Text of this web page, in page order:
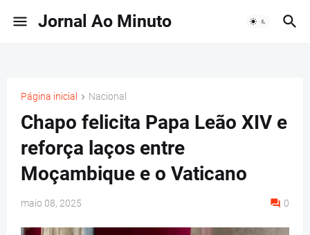
Jornal Ao Minuto
Página inicial Nacional
Chapo felicita Papa Leão XIV e
reforça laços entre
Moçambique e o Vaticano
maio 08, 2025 0